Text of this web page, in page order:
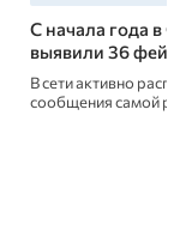
С начала года в
выявили 36
В сети активно
сообщения самой